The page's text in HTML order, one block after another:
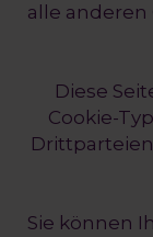
alle anderen
Diese
Cookie-
Sie können